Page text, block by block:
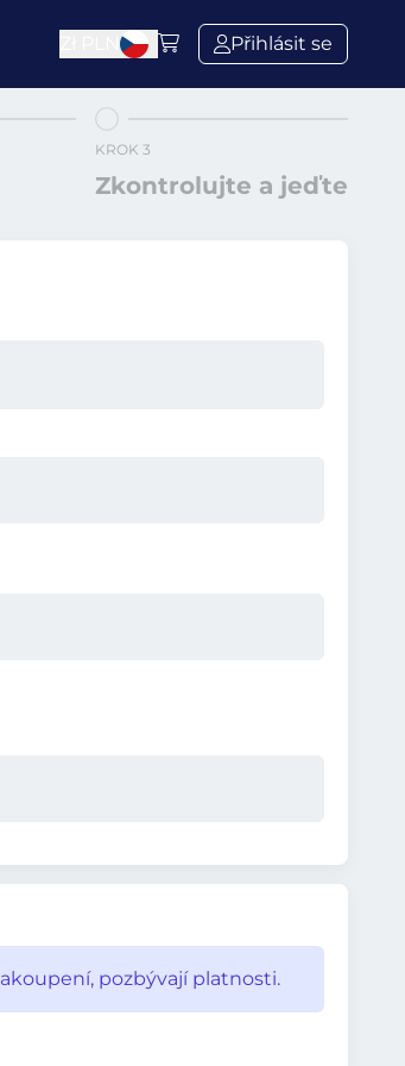
Přihlásit se
KROK 3
Zkontrolujte a jeďte
pozbývají platnosti.